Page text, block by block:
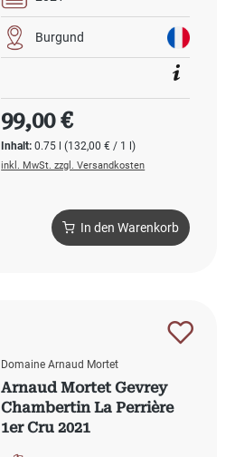
Burgund
Inhalt:0.75 l(132,00 € / 1 l)
Regulärer Preis:
99,00 €
inkl. MwSt. zzgl. Versandkosten
In den Warenkorb
Domaine Arnaud Mortet
Arnaud Mortet Gevrey
Chambertin La Perrière
1er Cru 2021